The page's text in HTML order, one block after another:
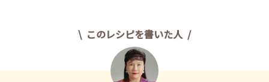
このレシピを書いた人